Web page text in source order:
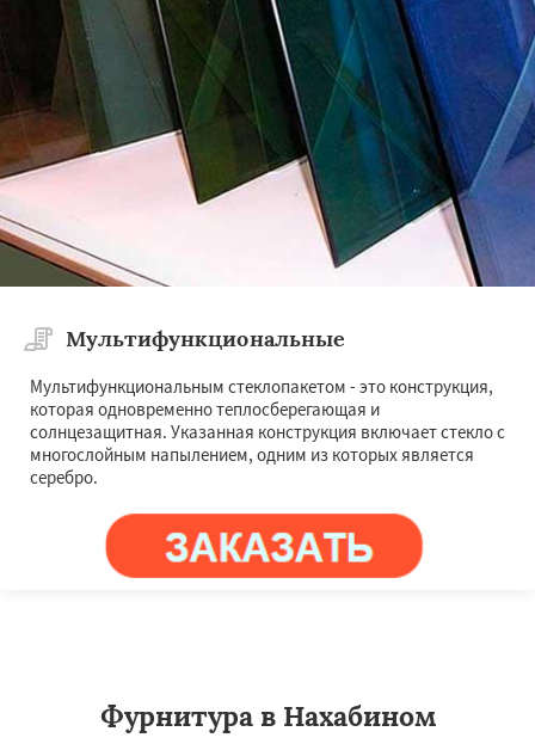
Мультифункциональные
Мультифункциональным стеклопакетом - это конструкция,
которая одновременно теплосберегающая и
солнцезащитная. Указанная конструкция включает стекло с
многослойным напылением, одним из которых является
серебро.
Фурнитура в Нахабином